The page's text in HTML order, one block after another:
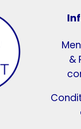
&